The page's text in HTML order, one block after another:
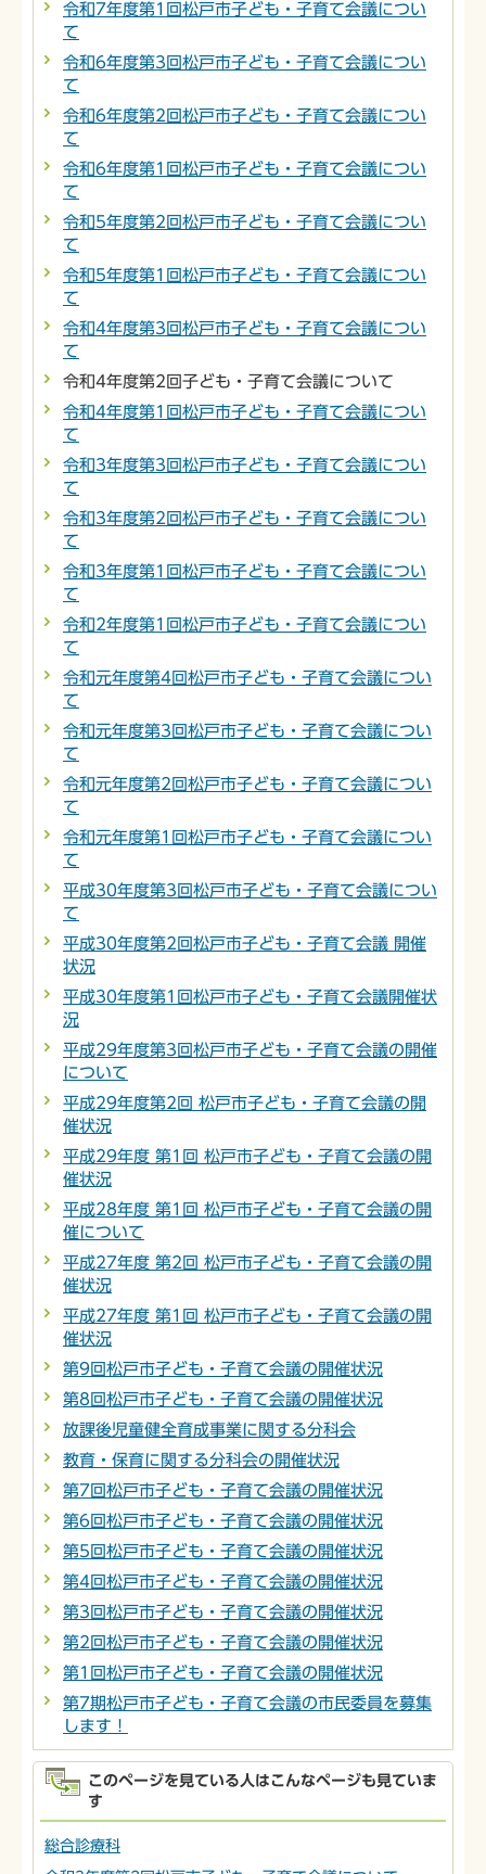
令和7年度第1回松戸市子ども・子育て会議につい
て
令和6年度第3回松戸市子ども・子育て会議につい
て
令和6年度第2回松戸市子ども・子育て会議につい
て
令和6年度第1回松戸市子ども・子育て会議につい
て
令和5年度第2回松戸市子ども・子育て会議につい
て
令和5年度第1回松戸市子ども・子育て会議につい
て
令和4年度第3回松戸市子ども・子育て会議につい
て
令和4年度第2回子ども・子育て会議について
令和4年度第1回松戸市子ども・子育て会議につい
て
令和3年度第3回松戸市子ども・子育て会議につい
て
令和3年度第2回松戸市子ども・子育て会議につい
て
令和3年度第1回松戸市子ども・子育て会議につい
て
令和2年度第1回松戸市子ども・子育て会議につい
て
令和元年度第4回松戸市子ども・子育て会議につい
て
令和元年度第3回松戸市子ども・子育て会議につい
て
令和元年度第2回松戸市子ども・子育て会議につい
て
令和元年度第1回松戸市子ども・子育て会議につい
て
平成30年度第3回松戸市子ども・子育て会議につい
て
平成30年度第2回松戸市子ども・子育て会議 開催
状況
平成30年度第1回松戸市子ども・子育て会議開催状
況
平成29年度第3回松戸市子ども・子育て会議の開催
について
平成29年度第2回 松戸市子ども・子育て会議の開
催状況
平成29年度 第1回 松戸市子ども・子育て会議の開
催状況
平成28年度 第1回 松戸市子ども・子育て会議の開
催について
平成27年度 第2回 松戸市子ども・子育て会議の開
催状況
平成27年度 第1回 松戸市子ども・子育て会議の開
催状況
第9回松戸市子ども・子育て会議の開催状況
第8回松戸市子ども・子育て会議の開催状況
放課後児童健全育成事業に関する分科会
教育・保育に関する分科会の開催状況
第7回松戸市子ども・子育て会議の開催状況
第6回松戸市子ども・子育て会議の開催状況
第5回松戸市子ども・子育て会議の開催状況
第4回松戸市子ども・子育て会議の開催状況
第3回松戸市子ども・子育て会議の開催状況
第2回松戸市子ども・子育て会議の開催状況
第1回松戸市子ども・子育て会議の開催状況
第7期松戸市子ども・子育て会議の市民委員を募集
します！
このページを見ている人はこんなページも見ていま
す
総合診療科